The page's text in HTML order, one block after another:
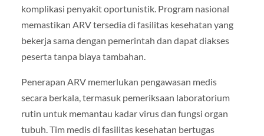
komplikasi penyakit oportunistik. Program nasional
memastikan ARV tersedia di fasilitas kesehatan yang
bekerja sama dengan pemerintah dan dapat diakses
peserta tanpa biaya tambahan.
Penerapan ARV memerlukan pengawasan medis
secara berkala, termasuk pemeriksaan laboratorium
rutin untuk memantau kadar virus dan fungsi organ
tubuh. Tim medis di fasilitas kesehatan bertugas